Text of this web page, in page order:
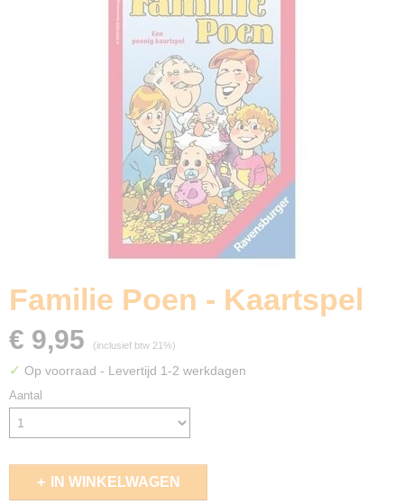
Familie Poen - Kaartspel
€ 9,95 (inclusief btw 21%)
✓ Op voorraad - Levertijd 1-2 werkdagen
Aantal
IN WINKELWAGEN